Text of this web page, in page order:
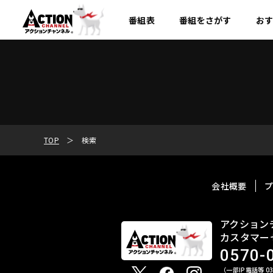
番組表 番組をさがす お
TOP 検索
会社概要
アクショ
カスタマー
0570-
（一部IP電話等